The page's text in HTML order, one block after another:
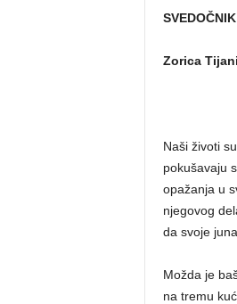
Zorica
Naši životi
pokušavaju
opažanja u
njegovog
da svoje
Možda je
na tremu